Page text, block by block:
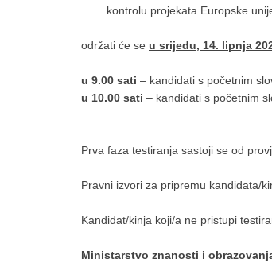
kontrolu projekata Europske
održati će se u srijedu, 14. lipnja
u 9.00 sati – kandidati s početnim
u 10.00 sati – kandidati s početnim
Prva faza testiranja sastoji se od
Pravni izvori za pripremu kandidata/
Kandidat/kinja koji/a ne pristupi
Ministarstvo znanosti i